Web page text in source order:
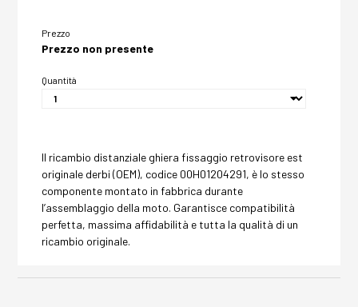
Prezzo
Prezzo non presente
Quantità
Il ricambio distanziale ghiera fissaggio retrovisore est
originale derbi (OEM), codice 00H01204291, è lo stesso
componente montato in fabbrica durante
l’assemblaggio della moto. Garantisce compatibilità
perfetta, massima affidabilità e tutta la qualità di un
ricambio originale.